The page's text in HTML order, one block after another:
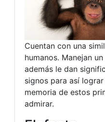
Cuentan con una
humanos. Manejan
además le dan
signos para así
memoria de estos
admirar.